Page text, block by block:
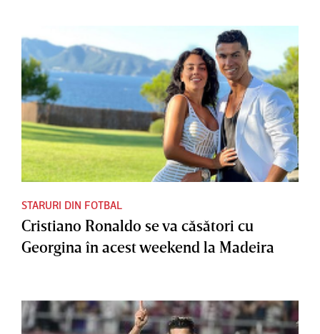
STARURI DIN FOTBAL
Cristiano Ronaldo se va căsători cu
Georgina în acest weekend la Madeira